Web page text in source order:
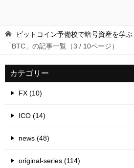
ビットコイン予備校で暗号資産を学ぶ
「BTC」の記事一覧（3 / 10ページ）
カテゴリー
FX (10)
ICO (14)
news (48)
original-series (114)